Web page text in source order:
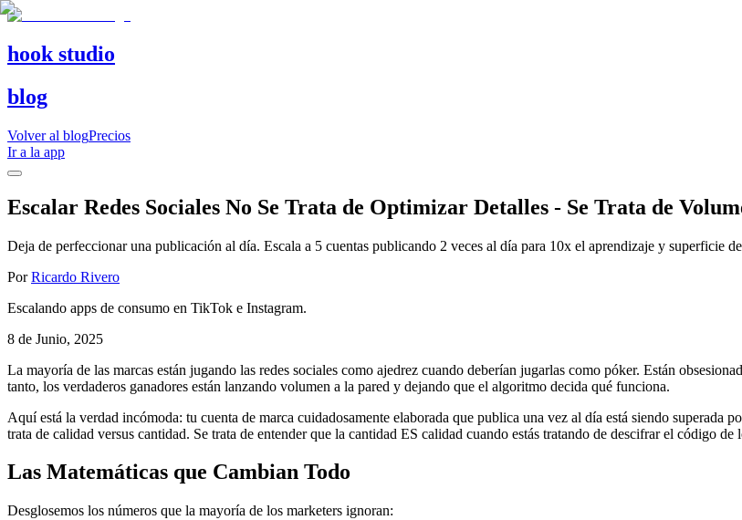
hook studio
blog
Volver al blogPrecios
Ir a la app
Escalar Redes Sociales No Se Trata de Optimizar Detalles - Se Trata de
Deja de perfeccionar una publicación al día. Escala a 5 cuentas publicando 2 veces al día para 10x el aprendizaje y superficie
Por Ricardo Rivero
Escalando apps de consumo en TikTok e Instagram.
8 de Junio, 2025
La mayoría de las marcas están jugando las redes sociales como ajedrez cuando deberían jugarlas como póker. Están
tanto, los verdaderos ganadores están lanzando volumen a la pared y dejando que el algoritmo decida qué funciona.
Aquí está la verdad incómoda: tu cuenta de marca cuidadosamente elaborada que publica una vez al día está siendo superada
trata de calidad versus cantidad. Se trata de entender que la cantidad ES calidad cuando estás tratando de descifrar el código de
Las Matemáticas que Cambian Todo
Desglosemos los números que la mayoría de los marketers ignoran: